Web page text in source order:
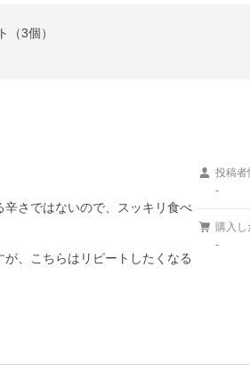
3個）
さではないので、スッキリ食べ
、こちらはリピートしたくなる
投稿者
-
購入し
-